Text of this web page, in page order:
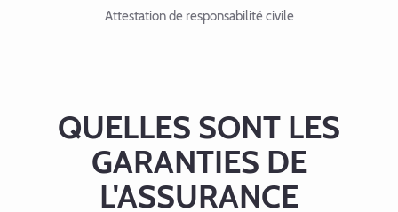
Attestation de responsabilité civile
QUELLES SONT LES
GARANTIES DE
L'ASSURANCE